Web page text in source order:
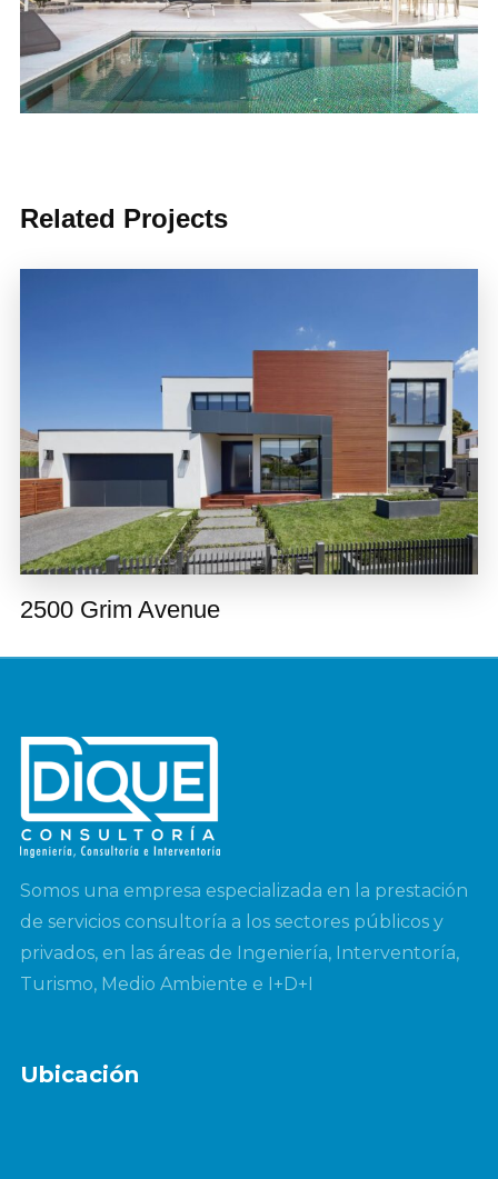
Related Projects
2500 Grim Avenue
Somos una empresa especializada en la prestación
de servicios consultoría a los sectores públicos y
privados, en las áreas de Ingeniería, Interventoría,
Turismo, Medio Ambiente e I+D+I
Ubicación